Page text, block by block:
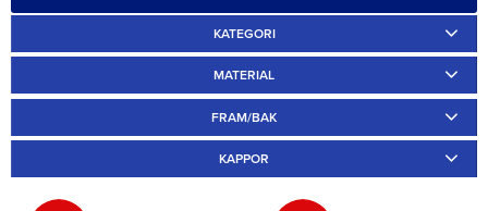
KATEGORI
MATERIAL
FRAM/BAK
KAPPOR